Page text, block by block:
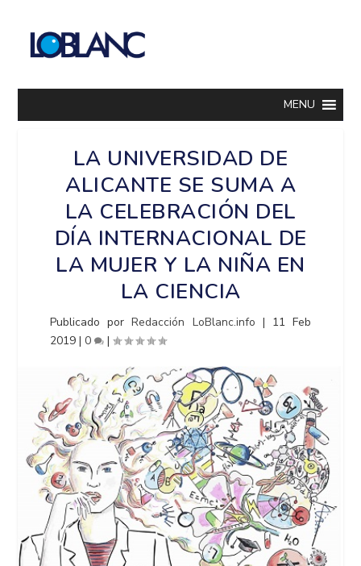
MENU
LA UNIVERSIDAD DE
ALICANTE SE SUMA A
LA CELEBRACIÓN DEL
DÍA INTERNACIONAL DE
LA MUJER Y LA NIÑA EN
LA CIENCIA
Publicado porRedacción LoBlanc.info | 11 Feb
2019 |0 |